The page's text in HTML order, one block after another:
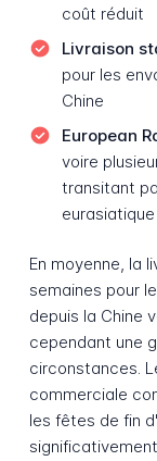
coût réduit
Livraison
pour les
Chine
European
voire
transitant
eurasiatique
En moyenne, la
semaines pour
depuis la Chine
cependant une
circonstances.
commerciale
les fêtes de fin